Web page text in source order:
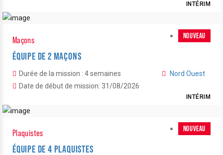
INTÉRIM
NOUVEAU
Maçons
ÉQUIPE DE 2 MAÇONS
Durée de la mission : 4 semaines
Date de début de mission: 31/08/2026
Nord Ouest
INTÉRIM
NOUVEAU
Plaquistes
ÉQUIPE DE 4 PLAQUISTES